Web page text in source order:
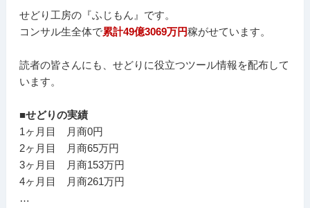
せどり工房の『ふじもん』です。
コンサル生全体で累計49億3069万円稼がせています。
読者の皆さんにも、せどりに役立つツール情報を配布して
います。
■せどりの実績
1ヶ月目 月商0円
2ヶ月目 月商65万円
3ヶ月目 月商153万円
4ヶ月目 月商261万円
…